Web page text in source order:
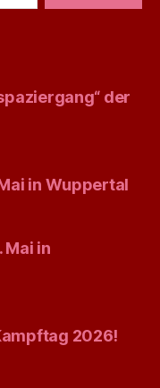
der
in Wuppertal
Mai in
2026!